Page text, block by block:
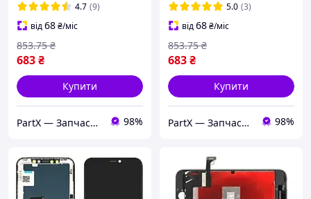
4.7 (9)
від68₴/міс
683₴
853.75 ₴
Купити
PartX — Запчастини для смартфонів 98%
5.0 (3)
від68₴/міс
683₴
853.75 ₴
Купити
PartX — Запчастини для смартфонів 98%